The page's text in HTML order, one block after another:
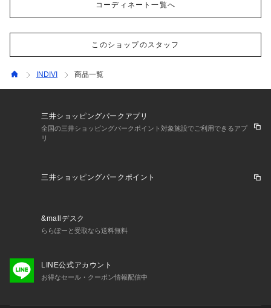
コーディネート一覧へ
このショップのスタッフ
INDIVI 商品一覧
三井ショッピングパークアプリ
全国の三井ショッピングパークポイント対象施設でご利用できるアプ
リ
三井ショッピングパークポイント
&mallデスク
ららぽーと受取なら送料無料
LINE公式アカウント
お得なセール・クーポン情報配信中